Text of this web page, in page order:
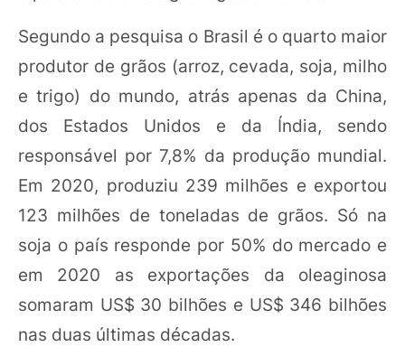
Segundo a pesquisa o Brasil é o quarto maior
produtor de grãos (arroz, cevada, soja, milho
e trigo) do mundo, atrás apenas da China,
dos Estados Unidos e da Índia, sendo
responsável por 7,8% da produção mundial.
Em 2020, produziu 239 milhões e exportou
123 milhões de toneladas de grãos. Só na
soja o país responde por 50% do mercado e
em 2020 as exportações da oleaginosa
somaram US$ 30 bilhões e US$ 346 bilhões
nas duas últimas décadas.